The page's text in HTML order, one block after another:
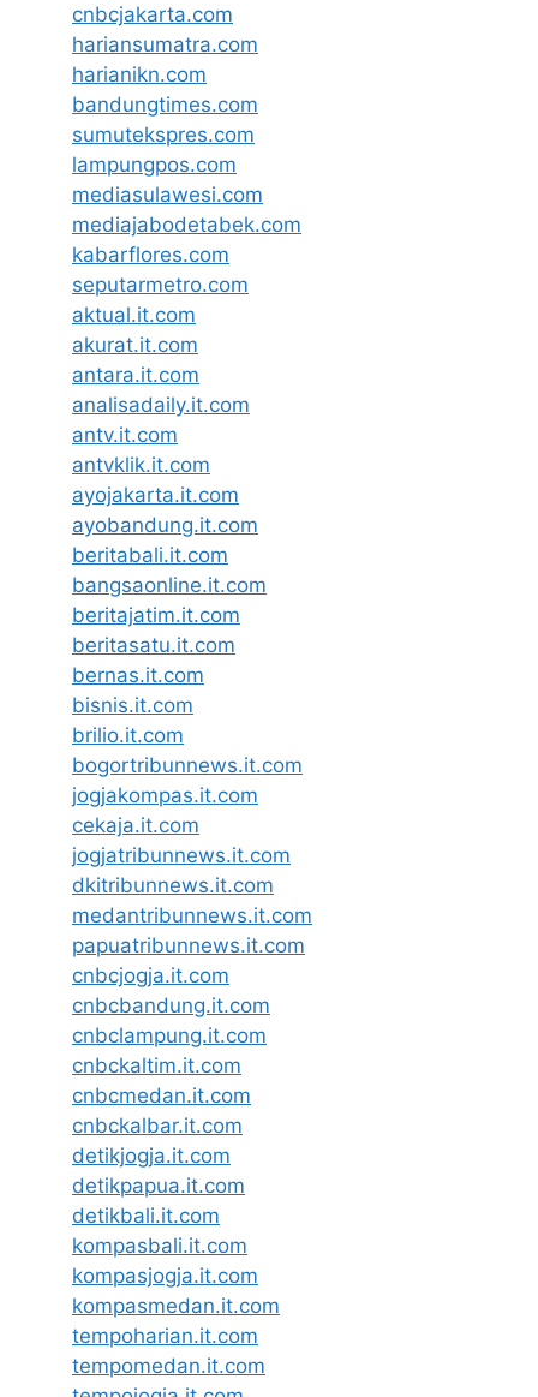
cnbcjakarta.com
hariansumatra.com
harianikn.com
bandungtimes.com
sumutekspres.com
lampungpos.com
mediasulawesi.com
mediajabodetabek.com
kabarflores.com
seputarmetro.com
aktual.it.com
akurat.it.com
antara.it.com
analisadaily.it.com
antv.it.com
antvklik.it.com
ayojakarta.it.com
ayobandung.it.com
beritabali.it.com
bangsaonline.it.com
beritajatim.it.com
beritasatu.it.com
bernas.it.com
bisnis.it.com
brilio.it.com
bogortribunnews.it.com
jogjakompas.it.com
cekaja.it.com
jogjatribunnews.it.com
dkitribunnews.it.com
medantribunnews.it.com
papuatribunnews.it.com
cnbcjogja.it.com
cnbcbandung.it.com
cnbclampung.it.com
cnbckaltim.it.com
cnbcmedan.it.com
cnbckalbar.it.com
detikjogja.it.com
detikpapua.it.com
detikbali.it.com
kompasbali.it.com
kompasjogja.it.com
kompasmedan.it.com
tempoharian.it.com
tempomedan.it.com